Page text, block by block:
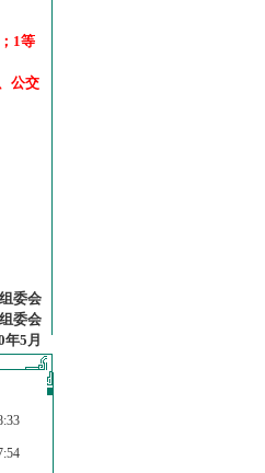
1等
公交
委会
委会
年5月